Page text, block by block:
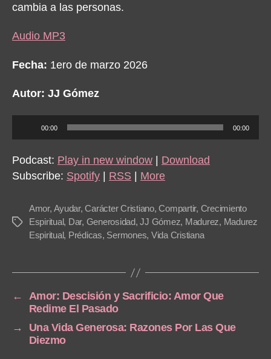
cambia a las personas.
Audio MP3
Fecha: 1ero de marzo 2026
Autor: JJ Gómez
u
d
i
l
e
00:00 00:00
Podcast: Play in new window
Download
Subscribe: Spotify RSS More
Tags
Amor, Ayudar,Carácter Cristiano,Compartir, Crecimiento
Espiritual, Dar, Generosidad,JJ Gómez, Madurez, Madurez
Espiritual, Prédicas, Sermones, Vida Cristiana
←
Amor: Descisión y Sacrificio: Amor Que
Redime El Pasado
→
Una Vida Generosa: Razones Por Las Que
Diezmo